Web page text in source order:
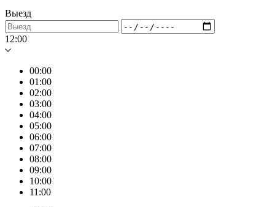
Выезд
12:00
00:00
01:00
02:00
03:00
04:00
05:00
06:00
07:00
08:00
09:00
10:00
11:00